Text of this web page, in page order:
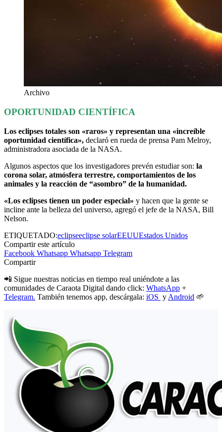
Archivo
OPORTUNIDAD CIENTÍFICA
Los eclipses totales son «raros» y representan una «increíble
oportunidad científica», declaró en rueda de prensa Pam Melroy,
administradora asociada de la NASA.
Algunos aspectos que los investigadores prevén estudiar son: la
corona solar, atmósfera terrestre, comportamientos de los
animales y la reacción de “asombro” de la humanidad.
«Los eclipses tienen un poder especial» y hacen que la gente se
incline ante la belleza del universo, agregó el jefe de la NASA, Bill
Nelson.
ETIQUETADO:eclipseeclipse solarEEUUEstados Unidos
Compartir este artículo
Facebook Whatsapp Whatsapp Telegram
Compartir
📲 Sigue nuestras noticias en tiempo real uniéndote a las
comunidades de Caraota Digital dando click: WhatsApp +
Telegram. También tenemos app, descárgala: iOS y Android 🌱